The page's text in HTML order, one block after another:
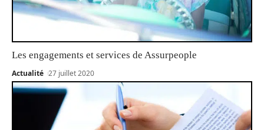
Les engagements et services de Assurpeople
Actualité 27 juillet 2020